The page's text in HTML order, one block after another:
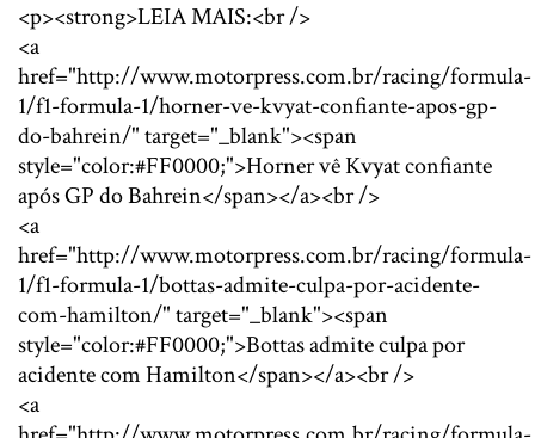
<p><strong>LEIA MAIS:<br />
<a
href="http://www.motorpress.com.br/racing/formula-
1/f1-formula-1/horner-ve-kvyat-confiante-apos-gp-
do-bahrein/" target="_blank"><span
style="color:#FF0000;">Horner vê Kvyat confiante
após GP do Bahrein</span></a><br />
<a
href="http://www.motorpress.com.br/racing/formula-
1/f1-formula-1/bottas-admite-culpa-por-acidente-
com-hamilton/" target="_blank"><span
style="color:#FF0000;">Bottas admite culpa por
acidente com Hamilton</span></a><br />
<a